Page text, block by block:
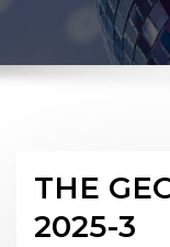
THE
2025-3